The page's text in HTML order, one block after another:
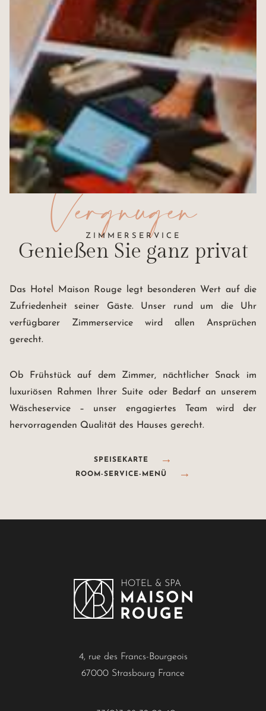
ZIMMERSERVICE
Genießen Sie ganz privat
Vergnügen
Das Hotel Maison Rouge legt besonderen Wert auf die
Zufriedenheit seiner Gäste. Unser rund um die Uhr
verfügbarer Zimmerservice wird allen Ansprüchen
gerecht.
Ob Frühstück auf dem Zimmer, nächtlicher Snack im
luxuriösen Rahmen Ihrer Suite oder Bedarf an unserem
Wäscheservice – unser engagiertes Team wird der
hervorragenden Qualität des Hauses gerecht.
SPEISEKARTE
ROOM-SERVICE-MENÜ
4, rue des Francs-Bourgeois
67000 Strasbourg France